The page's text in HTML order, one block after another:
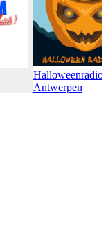
Halloweenradio
Antwerpen